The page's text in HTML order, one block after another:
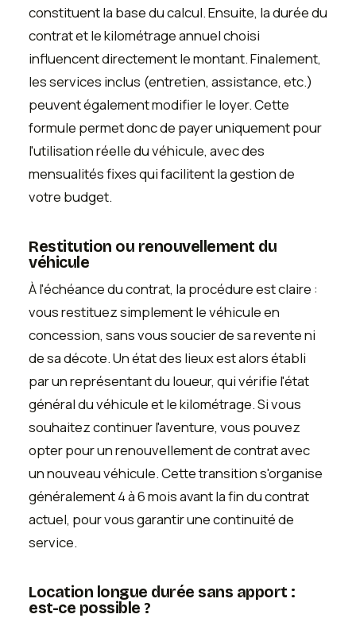
constituent la base du calcul. Ensuite, la durée du
contrat et le kilométrage annuel choisi
influencent directement le montant. Finalement,
les services inclus (entretien, assistance, etc.)
peuvent également modifier le loyer. Cette
formule permet donc de payer uniquement pour
l'utilisation réelle du véhicule, avec des
mensualités fixes qui facilitent la gestion de
votre budget.
Restitution ou renouvellement du
véhicule
À l'échéance du contrat, la procédure est claire :
vous restituez simplement le véhicule en
concession, sans vous soucier de sa revente ni
de sa décote. Un état des lieux est alors établi
par un représentant du loueur, qui vérifie l'état
général du véhicule et le kilométrage. Si vous
souhaitez continuer l'aventure, vous pouvez
opter pour un renouvellement de contrat avec
un nouveau véhicule. Cette transition s'organise
généralement 4 à 6 mois avant la fin du contrat
actuel, pour vous garantir une continuité de
service.
Location longue durée sans apport :
est-ce possible ?